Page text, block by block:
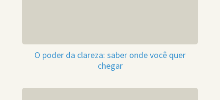
O poder da clareza: saber onde você quer
chegar